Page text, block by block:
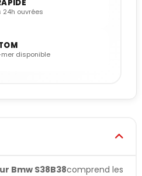
24h ouvrées
disponible
Bmw S38B38comprend les